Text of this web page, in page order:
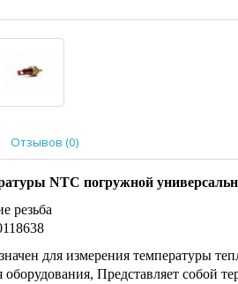
Отзывов (0)
NTC погружной
резьба
для измерения температуры
Представляет собой